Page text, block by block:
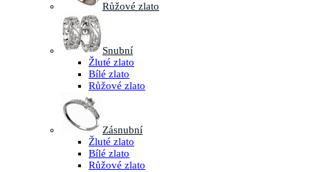
Růžové zlato
Snubní
Žluté zlato
Bílé zlato
Růžové zlato
Zásnubní
Žluté zlato
Bílé zlato
Růžové zlato